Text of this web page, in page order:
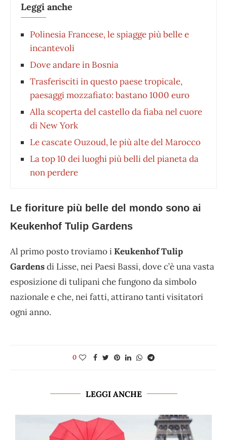
Leggi anche
Polinesia Francese, le spiagge più belle e
incantevoli
Dove andare in Bosnia
Trasferisciti in questo paese tropicale,
paesaggi mozzafiato: bastano 1000 euro
Alla scoperta del castello da fiaba nel cuore
di New York
Le cascate Ouzoud, le più alte del Marocco
La top 10 dei luoghi più belli del pianeta da
non perdere
Le fioriture più belle del mondo sono ai
Keukenhof Tulip Gardens
Al primo posto troviamo iKeukenhof Tulip
Gardensdi Lisse, nei Paesi Bassi, dove c’è una vasta
esposizione di tulipani che fungono da simbolo
nazionale e che, nei fatti, attirano tanti visitatori
ogni anno.
0
LEGGI ANCHE